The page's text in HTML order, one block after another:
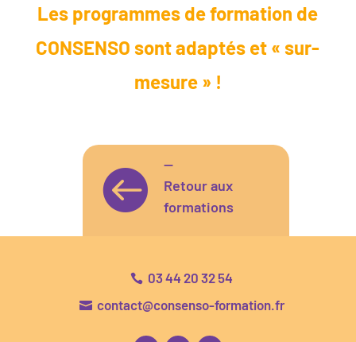
Les programmes de formation de
CONSENSO sont adaptés et « sur-
mesure » !

—
Retour aux
formations
 03 44 20 32 54
 contact@consenso-formation.fr